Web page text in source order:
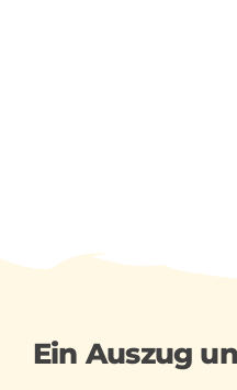
Ein Auszug